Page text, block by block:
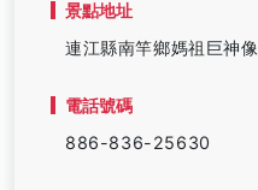
景點地址
連江縣南竿鄉媽祖巨神像
電話號碼
886-836-25630